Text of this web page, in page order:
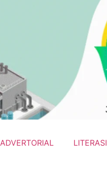
ADVERTORIAL LITERASI